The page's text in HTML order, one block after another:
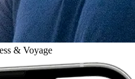
& Voyage